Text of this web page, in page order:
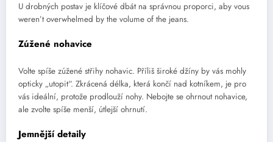
U drobných postav je klíčové dbát na správnou proporci, aby vous
weren’t overwhelmed by the volume of the jeans.
Zúžené nohavice
Volte spíše zúžené střihy nohavic. Příliš široké džíny by vás mohly
opticky „utopit“. Zkrácená délka, která končí nad kotníkem, je pro
vás ideální, protože prodlouží nohy. Nebojte se ohrnout nohavice,
ale zvolte spíše menší, útlejší ohrnutí.
Jemnější detaily